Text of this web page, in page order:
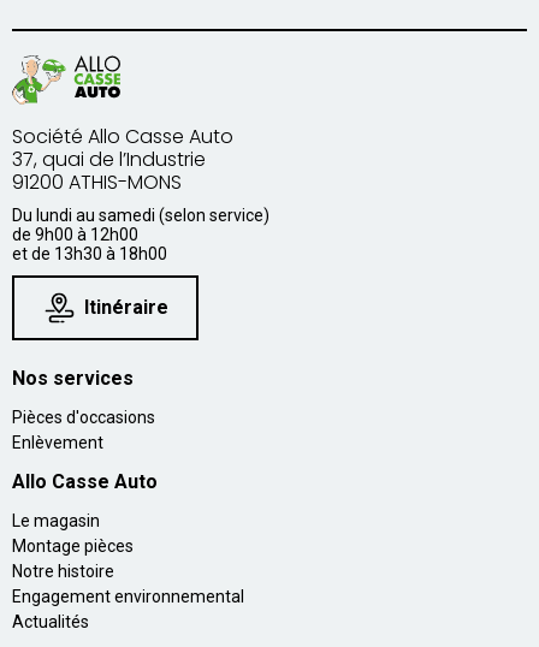
Société Allo Casse Auto
37, quai de l’Industrie
91200 ATHIS-MONS
Du lundi au samedi (selon service)
de 9h00 à 12h00
et de 13h30 à 18h00
Itinéraire
Nos services
Pièces d'occasions
Enlèvement
Allo Casse Auto
Le magasin
Montage pièces
Notre histoire
Engagement environnemental
Actualités